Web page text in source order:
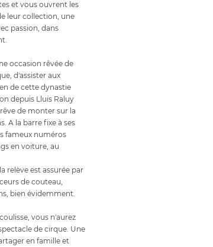
et vous ouvrent les
leur collection, une
passion, dans
occasion rêvée de
d'assister aux
de cette dynastie
depuis Lluis Raluy
rêve de monter sur la
A la barre fixe à ses
fameux numéros
en voiture, au
relève est assurée par
de couteau,
bien évidemment.
vous n'aurez
de cirque. Une
en famille et